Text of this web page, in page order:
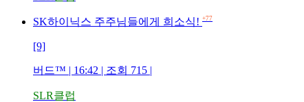
SK하이닉스 주주님들에게 희소식! +77
[9]
버드™ | 16:42 | 조회 715 |
SLR클럽